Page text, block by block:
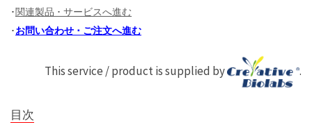
･関連製品 ･ サービスへ進む
･お問い合わせ ･ ご注文へ進む
This service / product is supplied by .
目次